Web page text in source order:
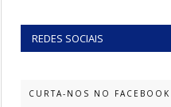
REDES SOCIAIS
CURTA-NOS NO FACEBOOK